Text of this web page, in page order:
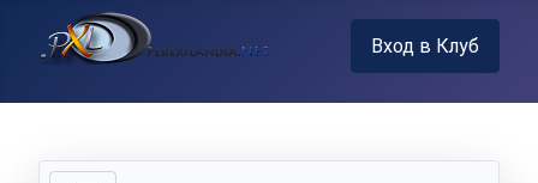
Вход в Клуб